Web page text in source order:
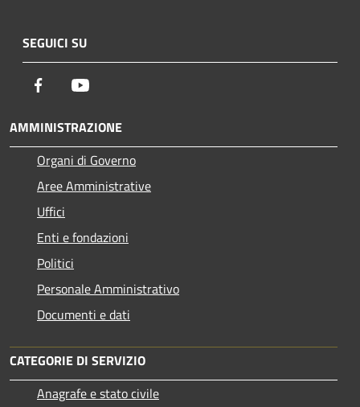
SEGUICI SU
Facebook
AMMINISTRAZIONE
Organi di Governo
Aree Amministrative
Uffici
Enti e fondazioni
Politici
Personale Amministrativo
Documenti e dati
CATEGORIE DI SERVIZIO
Anagrafe e stato civile